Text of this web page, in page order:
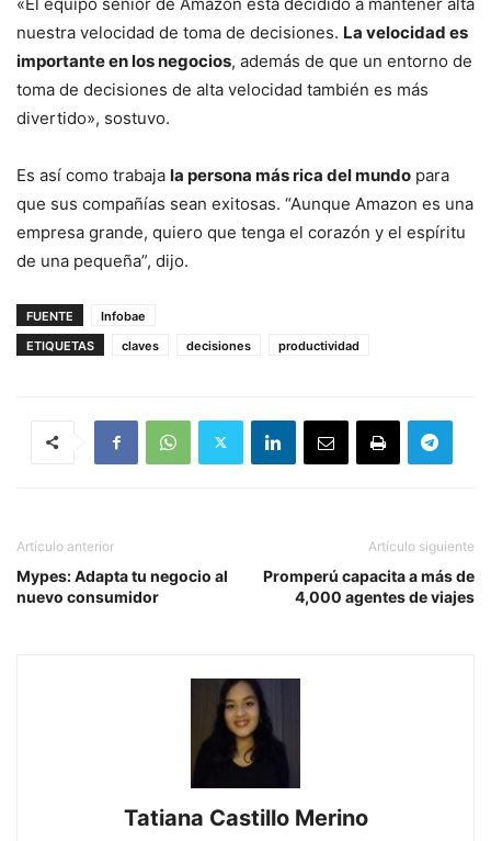
nuestra velocidad de toma de decisiones. La velocidad es
importante en los negocios, además de que un entorno de
toma de decisiones de alta velocidad también es más
divertido», sostuvo.
Es así como trabaja la persona más rica del mundo para
que sus compañías sean exitosas. “Aunque Amazon es una
empresa grande, quiero que tenga el corazón y el espíritu
de una pequeña”, dijo.
FUENTE
Infobae
ETIQUETAS
claves decisiones productividad
Artículo anterior
Mypes: Adapta tu negocio al
nuevo consumidor
Artículo siguiente
Promperú capacita a más de
4,000 agentes de viajes
Tatiana Castillo Merino